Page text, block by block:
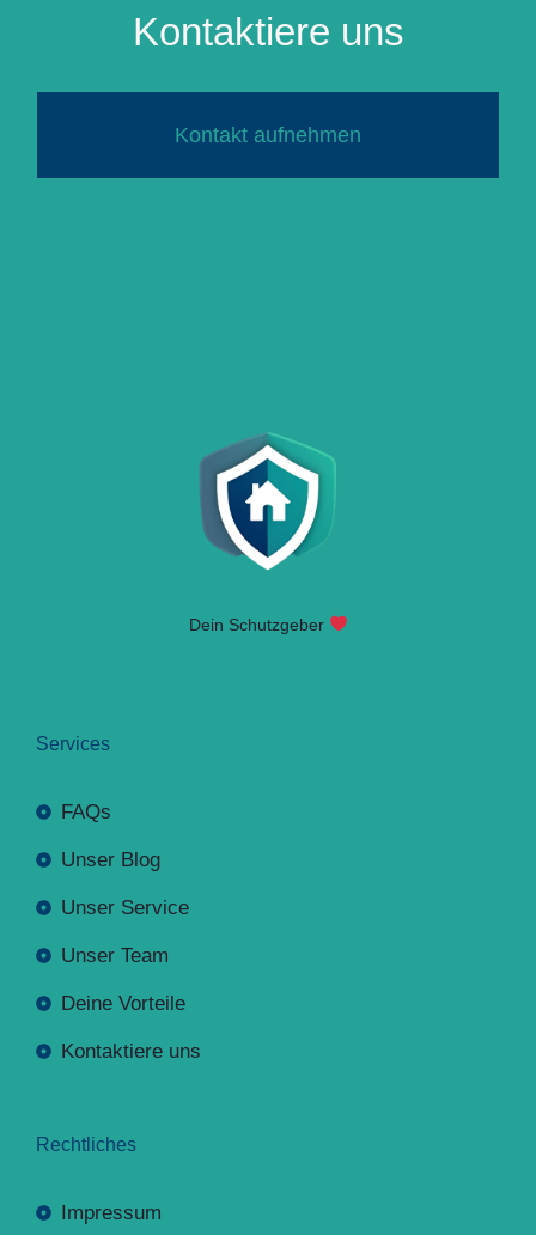
Kontaktiere uns
Kontakt aufnehmen
Dein Schutzgeber
Services
FAQs
Unser Blog
Unser Service
Unser Team
Deine Vorteile
Kontaktiere uns
Rechtliches
Impressum